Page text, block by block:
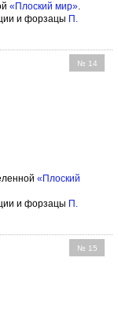
«Плоский мир».
и форзацы П.
№ 14
«Плоский
и форзацы П.
№ 15